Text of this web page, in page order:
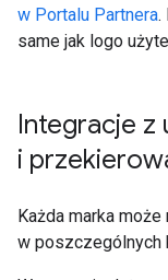
w Portalu Partnera.
same jak logo
Integracje z
i
Każda marka
w poszczególnych